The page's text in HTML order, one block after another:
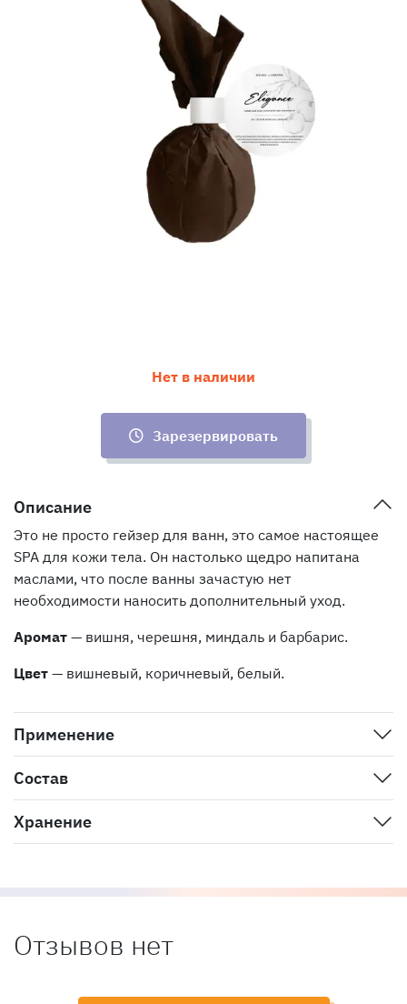
Нет в наличии
Зарезервировать
Описание
Это не просто гейзер для ванн, это самое настоящее
SPA для кожи тела. Он настолько щедро напитана
маслами, что после ванны зачастую нет
необходимости наносить дополнительный уход.
Аромат — вишня, черешня, миндаль и барбарис.
Цвет — вишневый, коричневый, белый.
Применение
Состав
Хранение
Отзывов нет